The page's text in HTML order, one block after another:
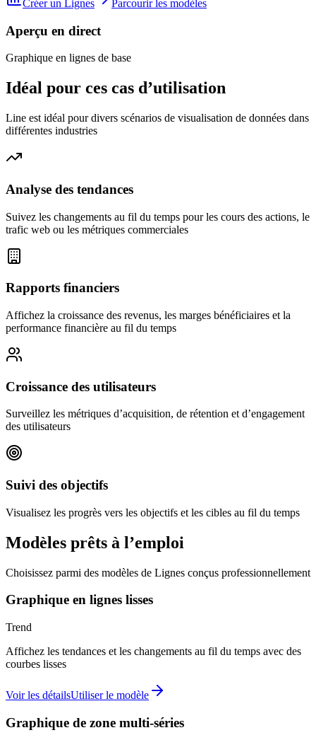
Créer un Lignes
Parcourir les modèles
Aperçu en direct
Graphique en lignes de base
Idéal pour ces cas d’utilisation
Line est idéal pour divers scénarios de visualisation de données dans
différentes industries
Analyse des tendances
Suivez les changements au fil du temps pour les cours des actions, le
trafic web ou les métriques commerciales
Rapports financiers
Affichez la croissance des revenus, les marges bénéficiaires et la
performance financière au fil du temps
Croissance des utilisateurs
Surveillez les métriques d’acquisition, de rétention et d’engagement
des utilisateurs
Suivi des objectifs
Visualisez les progrès vers les objectifs et les cibles au fil du temps
Modèles prêts à l’emploi
Choisissez parmi des modèles de Lignes conçus professionnellement
Graphique en lignes lisses
Trend
Affichez les tendances et les changements au fil du temps avec des
courbes lisses
Voir les détailsUtiliser le modèle
Graphique de zone multi-séries